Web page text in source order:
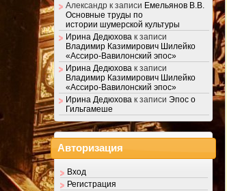
Александр к записи Емельянов В.В.
Основные труды по
истории шумерской культуры
Ирина Дедюхова к записи
Владимир Казимирович Шилейко
«Ассиро-Вавилонский эпос»
Ирина Дедюхова к записи
Владимир Казимирович Шилейко
«Ассиро-Вавилонский эпос»
Ирина Дедюхова к записи Эпос о
Гильгамеше
Авторизация
Вход
Регистрация